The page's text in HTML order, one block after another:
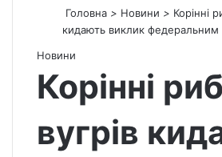
Головна > Новини > Корінні
кидають виклик федеральним
Новини
Корінні
вугрів